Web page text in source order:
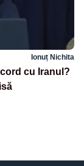
Ionuț Nichita
cu Iranul?